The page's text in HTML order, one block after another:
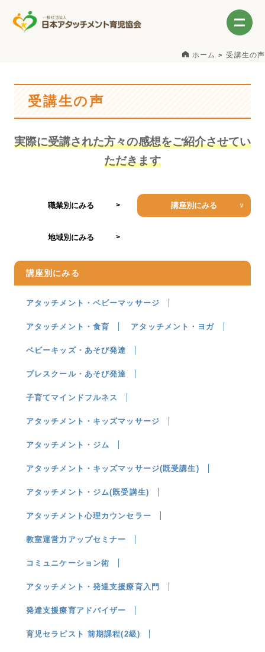
ホーム 受講生の声
受講生の声
実際に受講された方々の感想をご紹介させてい
ただきます
職業別にみる 講座別にみる
地域別にみる
講座別にみる
アタッチメント・ベビーマッサージ
アタッチメント・食育 アタッチメント・ヨガ
ベビーキッズ・あそび発達
プレスクール・あそび発達
子育てマインドフルネス
アタッチメント・キッズマッサージ
アタッチメント・ジム
アタッチメント・キッズマッサージ(既受講生)
アタッチメント・ジム(既受講生)
アタッチメント心理カウンセラー
教室運営力アップセミナー
コミュニケーション術
アタッチメント・発達支援療育入門
発達支援療育アドバイザー
育児セラピスト 前期課程(2級)